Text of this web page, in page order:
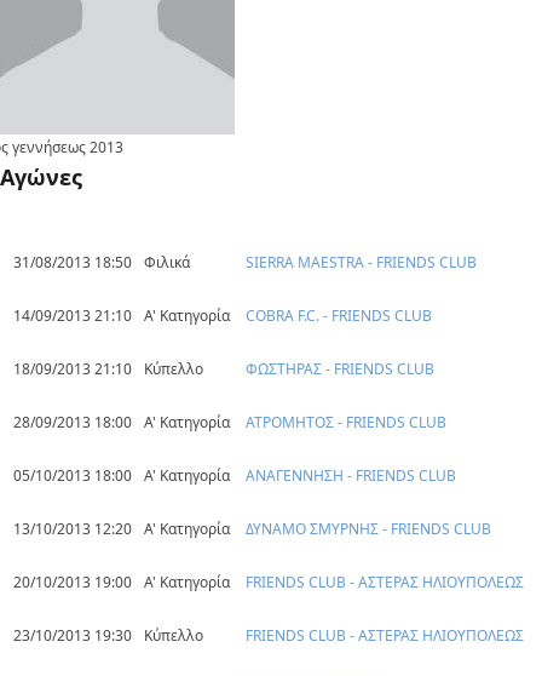
γεννήσεως2013
Αγώνες
31/08/2013 18:50 Φιλικά SIERRA MAESTRA - FRIENDS CLUB
14/09/2013 21:10 Α' Κατηγορία COBRA F.C. - FRIENDS CLUB
18/09/2013 21:10 Κύπελλο ΦΩΣΤΗΡΑΣ - FRIENDS CLUB
28/09/2013 18:00 Α' Κατηγορία ΑΤΡΟΜΗΤΟΣ - FRIENDS CLUB
05/10/2013 18:00 Α' Κατηγορία ΑΝΑΓΕΝΝΗΣΗ - FRIENDS CLUB
13/10/2013 12:20 Α' Κατηγορία ΔΥΝΑΜΟ ΣΜΥΡΝΗΣ - FRIENDS CLUB
20/10/2013 19:00 Α' Κατηγορία FRIENDS CLUB - ΑΣΤΕΡΑΣ ΗΛΙΟΥΠΟΛΕΩΣ
23/10/2013 19:30 Κύπελλο FRIENDS CLUB - ΑΣΤΕΡΑΣ ΗΛΙΟΥΠΟΛΕΩΣ